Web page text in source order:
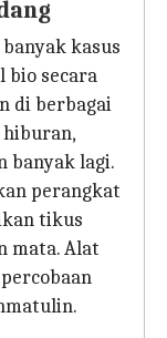
kasus
bio secara
di berbagai
banyak lagi.
perangkat
tikus
mata. Alat